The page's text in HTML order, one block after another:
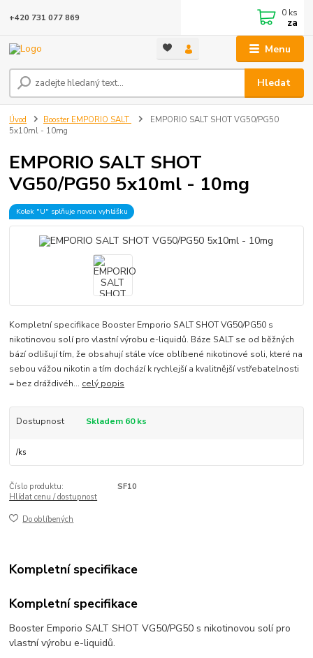
Menu
Hledat
+420 731 077 869 0 ks
za
Úvod Booster EMPORIO SALT
EMPORIO SALT SHOT VG50/PG50
5x10ml - 10mg
EMPORIO SALT SHOT
VG50/PG50 5x10ml - 10mg
Kolek "U" splňuje novou vyhlášku
Kompletní specifikace Booster Emporio SALT SHOT VG50/PG50 s
nikotinovou solí pro vlastní výrobu e-liquidů. Báze SALT se od běžných
bází odlišují tím, že obsahují stále více oblíbené nikotinové soli, které na
sebou vážou nikotin a tím dochází k rychlejší a kvalitnější vstřebatelnosti
= bez dráždivéh... celý popis
Dostupnost Skladem 60 ks
/ks
Číslo produktu:
SF10
Hlídat cenu / dostupnost
Do oblíbených
Kompletní specifikace
Kompletní specifikace
Booster Emporio SALT SHOT VG50/PG50 s nikotinovou solí pro
vlastní výrobu e-liquidů.